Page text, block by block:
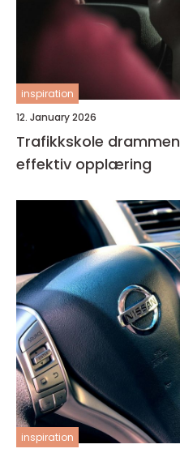
inspiration
12. January 2026
Trafikkskole drammen slik finner du trygg og
effektiv opplæring
inspiration